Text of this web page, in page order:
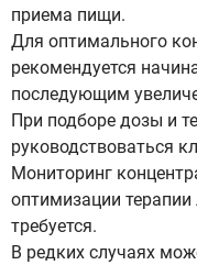
приема пищи.
Для оптимального
рекомендуется
последующим
При подборе дозы и
руководствоваться
Мониторинг
оптимизации
требуется.
В редких случаях